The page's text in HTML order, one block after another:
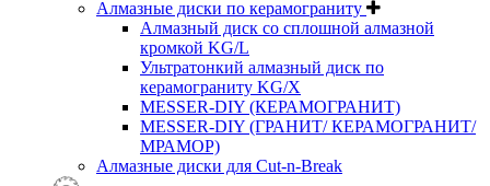
Алмазные диски по керамограниту
Алмазный диск со сплошной алмазной
кромкой KG/L
Ультратонкий алмазный диск по
керамограниту KG/X
MESSER-DIY (КЕРАМОГРАНИТ)
MESSER-DIY (ГРАНИТ/ КЕРАМОГРАНИТ/
МРАМОР)
Алмазные диски для Cut-n-Break